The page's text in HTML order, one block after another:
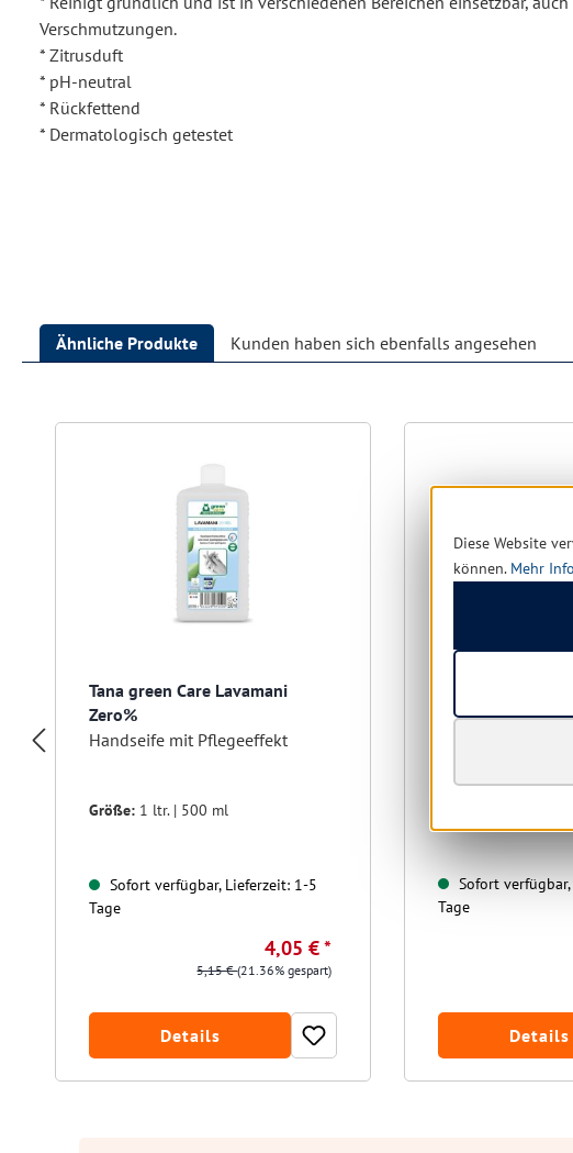
Verschmutzungen.
* Zitrusduft
* pH-neutral
* Rückfettend
* Dermatologisch getestet
Ähnliche Produkte Kunden haben sich ebenfalls angesehen
Tana green Care Lavamani
Zero%
Handseife mit Pflegeeffekt
Größe: 1 ltr. | 500 ml
Sofort verfügbar, Lieferzeit: 1-5
Tage
4,05 € *
5,15 €(21.36% gespart)
Details
ml Flasche
Sofort
Tage
Details
Diese Website
können. Mehr